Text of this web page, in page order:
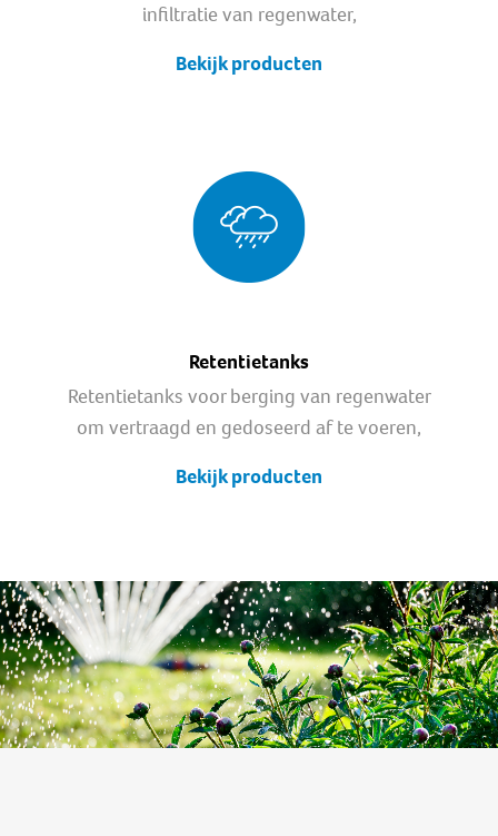
infiltratie van regenwater,
Bekijk producten
Retentietanks
Retentietanks voor berging van regenwater
om vertraagd en gedoseerd af te voeren,
Bekijk producten